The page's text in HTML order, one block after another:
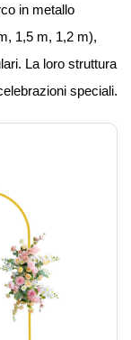
in metallo
1,5 m, 1,2 m),
La loro struttura
speciali.